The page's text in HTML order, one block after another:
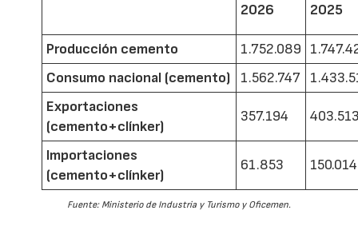
2026 2025
Producción cemento 1.752.089
Consumo nacional (cemento)
1.562.747
Exportaciones
(cemento+clínker)
357.194
Importaciones
(cemento+clínker)
61.853 150.014
Fuente: Ministerio de Industria y Turismo y Oficemen.